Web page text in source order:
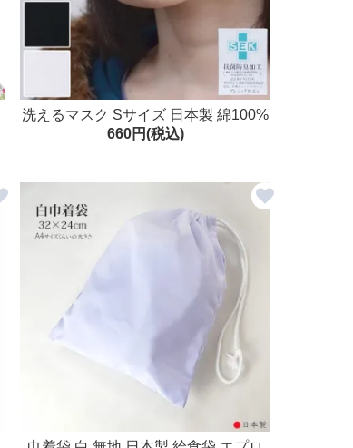
洗えるマスク Sサイズ 日本製 綿100%
2枚入り 抗菌防臭加工 繰り返し 使え
660円(税込)